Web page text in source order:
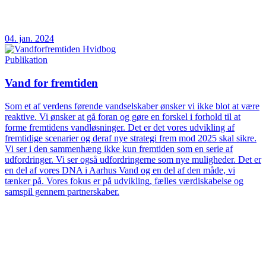
04. jan. 2024
Publikation
Vand for fremtiden
Som et af verdens førende vandselskaber ønsker vi ikke blot at være
reaktive. Vi ønsker at gå foran og gøre en forskel i forhold til at
forme fremtidens vandløsninger. Det er det vores udvikling af
fremtidige scenarier og deraf nye strategi frem mod 2025 skal sikre.
Vi ser i den sammenhæng ikke kun fremtiden som en serie af
udfordringer. Vi ser også udfordringerne som nye muligheder. Det er
en del af vores DNA i Aarhus Vand og en del af den måde, vi
tænker på. Vores fokus er på udvikling, fælles værdiskabelse og
samspil gennem partnerskaber.